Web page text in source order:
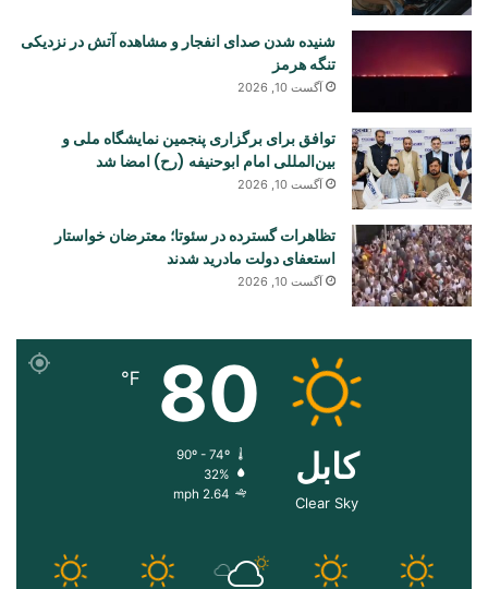
شنیده شدن صدای انفجار و مشاهده آتش در نزدیکی
تنگه هرمز
آگست 10, 2026
توافق برای برگزاری پنجمین نمایشگاه ملی و
بین‌المللی امام ابوحنیفه (رح) امضا شد
آگست 10, 2026
تظاهرات گسترده در سئوتا؛ معترضان خواستار
استعفای دولت مادرید شدند
آگست 10, 2026
کابل
Clear Sky
80
℉
90º - 74º
32%
2.64 mph